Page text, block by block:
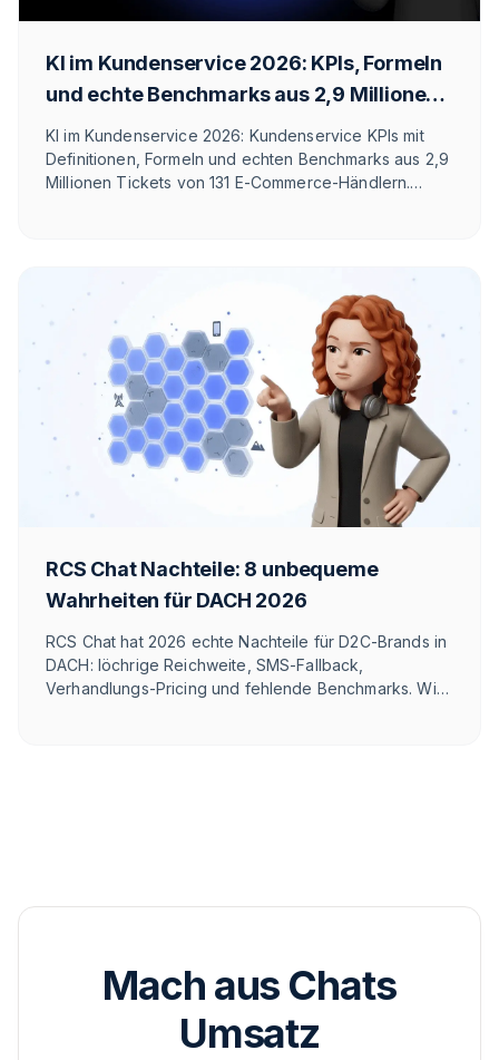
KI im Kundenservice 2026: KPIs, Formeln
und echte Benchmarks aus 2,9 Millionen
Tickets
KI im Kundenservice 2026: Kundenservice KPIs mit
Definitionen, Formeln und echten Benchmarks aus 2,9
Millionen Tickets von 131 E-Commerce-Händlern.
RCS Chat Nachteile: 8 unbequeme
Wahrheiten für DACH 2026
RCS Chat hat 2026 echte Nachteile für D2C-Brands in
DACH: löchrige Reichweite, SMS-Fallback,
Verhandlungs-Pricing und fehlende Benchmarks. Wir
Mach aus Chats
Umsatz